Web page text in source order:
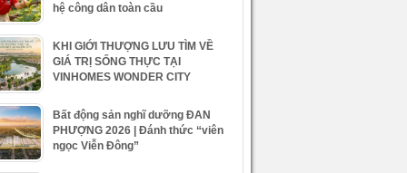
hệ công dân toàn cầu
KHI GIỚI THƯỢNG LƯU TÌM VỀ
GIÁ TRỊ SỐNG THỰC TẠI
VINHOMES WONDER CITY
Bất động sản nghĩ dưỡng ĐAN
PHƯỢNG 2026 | Đánh thức “viên
ngọc Viễn Đông”